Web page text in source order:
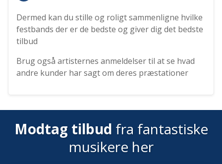
Dermed kan du stille og roligt sammenligne hvilke
festbands der er de bedste og giver dig det bedste
tilbud
Brug også artisternes anmeldelser til at se hvad
andre kunder har sagt om deres præstationer
Modtag tilbud fra fantastiske
musikere her